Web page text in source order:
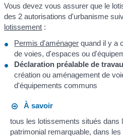
Vous devez vous assurer que le
des 2 autorisations d'urbanisme
lotissement :
Permis d'aménager quand il y a
de voies, d'espaces ou
Déclaration préalable de
création ou aménagement de
d'équipements communs
À savoir
tous les lotissements situés dans
patrimonial remarquable, dans